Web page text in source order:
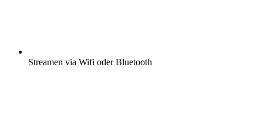
Streamen via Wifi oder Bluetooth